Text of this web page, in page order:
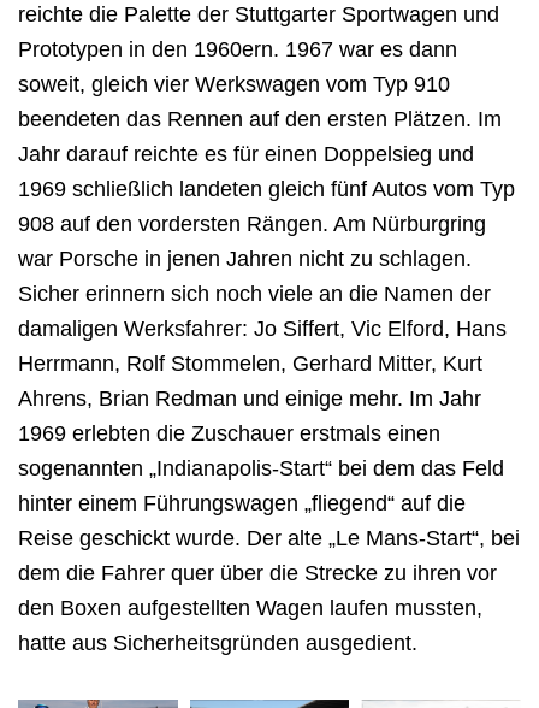
reichte die Palette der Stuttgarter Sportwagen und
Prototypen in den 1960ern. 1967 war es dann
soweit, gleich vier Werkswagen vom Typ 910
beendeten das Rennen auf den ersten Plätzen. Im
Jahr darauf reichte es für einen Doppelsieg und
1969 schließlich landeten gleich fünf Autos vom Typ
908 auf den vordersten Rängen. Am Nürburgring
war Porsche in jenen Jahren nicht zu schlagen.
Sicher erinnern sich noch viele an die Namen der
damaligen Werksfahrer: Jo Siffert, Vic Elford, Hans
Herrmann, Rolf Stommelen, Gerhard Mitter, Kurt
Ahrens, Brian Redman und einige mehr. Im Jahr
1969 erlebten die Zuschauer erstmals einen
sogenannten „Indianapolis-Start“ bei dem das Feld
hinter einem Führungswagen „fliegend“ auf die
Reise geschickt wurde. Der alte „Le Mans-Start“, bei
dem die Fahrer quer über die Strecke zu ihren vor
den Boxen aufgestellten Wagen laufen mussten,
hatte aus Sicherheitsgründen ausgedient.